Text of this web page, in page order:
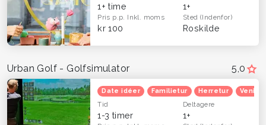
1+ time 1+
Pris p.p. Inkl. moms
kr 100
Sted(Indenfor)
Roskilde
5,0
Urban Golf - Golfsimulator
Date idéer Familietur Herretur
Tid
1-3 timer
Deltagere
1+